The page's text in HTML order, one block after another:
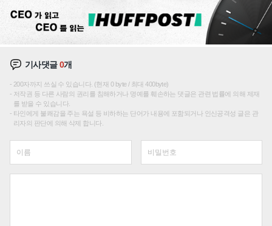
기사댓글0개
200자까지 쓰실 수 있습니다. (현재 0 byte / 최대 400byte)
저작권 등 다른 사람의 권리를 침해하거나 명예를 훼손하는 댓글은 관련 법률에 의해 제재
를 받을 수 있습니다.
타인에게 불쾌감을 주는 욕설 등 비하하는 단어가 내용에 포함되거나 인신공격성 글은 관
리자의 판단에 의해 삭제 합니다.